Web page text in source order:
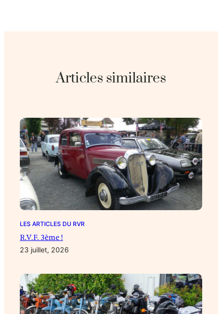
Articles similaires
LES ARTICLES DU RVR
R.V.F. 3ème !
23 juillet, 2026